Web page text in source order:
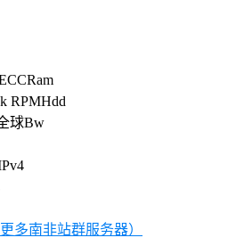
RPMHdd
球Bw
多南非站群服务器）